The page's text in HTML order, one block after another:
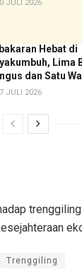
JULI 2026
Hebat di
Lima
dan Satu
JULI 2026
Trenggiling